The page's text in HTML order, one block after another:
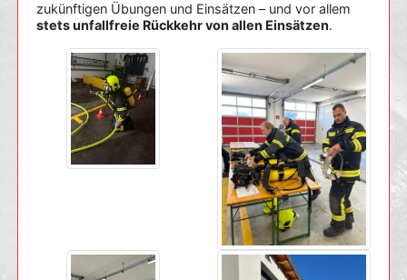
zukünftigen Übungen und Einsätzen – und vor allem
stets unfallfreie Rückkehr von allen Einsätzen.